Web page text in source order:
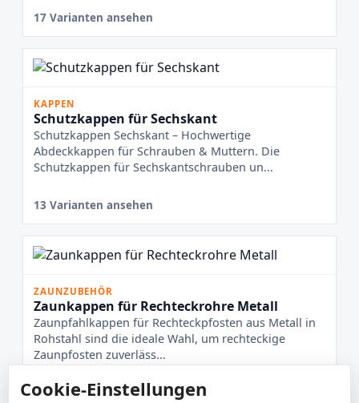
17 Varianten ansehen
KAPPEN
Schutzkappen für Sechskant
Schutzkappen Sechskant – Hochwertige
Abdeckkappen für Schrauben & Muttern. Die
Schutzkappen für Sechskantschrauben un...
13 Varianten ansehen
ZAUNZUBEHÖR
Zaunkappen für Rechteckrohre Metall
Zaunpfahlkappen für Rechteckpfosten aus Metall in
Rohstahl sind die ideale Wahl, um rechteckige
Zaunpfosten zuverläss...
2 Varianten ansehen
Cookie-Einstellungen